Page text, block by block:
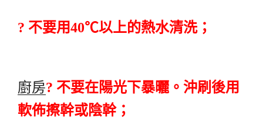
? 不要用40℃以上的熱水清洗；
廚房? 不要在陽光下暴曬。沖刷後用
軟佈擦幹或陰幹；